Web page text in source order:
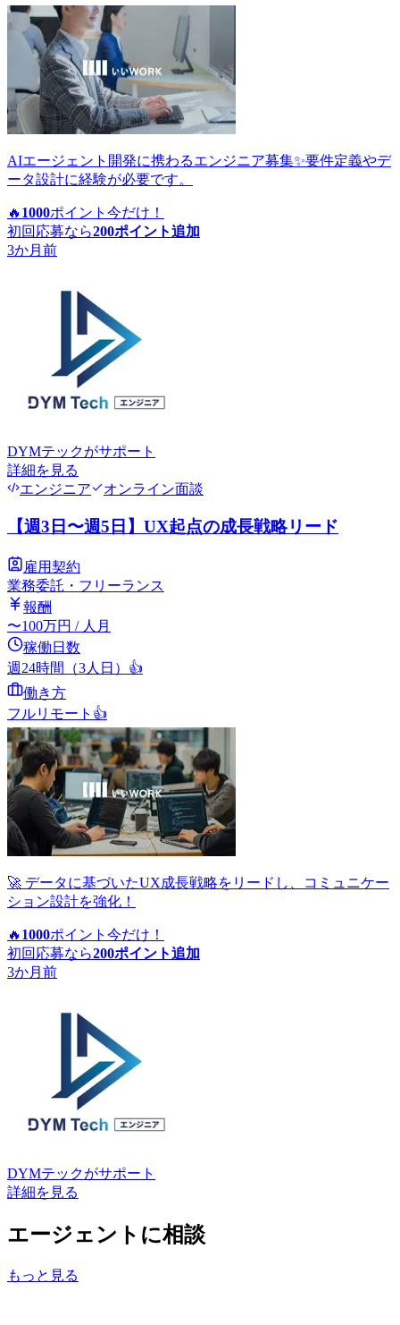
AIエージェント開発に携わるエンジニア募集✨要件定義やデ
ータ設計に経験が必要です。
🔥 1000ポイント 今だけ！
初回応募なら200ポイント追加
3か月前
DYMテックがサポート
詳細を見る
エンジニア
オンライン面談
【週3日〜週5日】UX起点の成長戦略リード
雇用契約
業務委託・フリーランス
報酬
〜100万円 / 人月
稼働日数
週24時間（3人日） 👍
働き方
フルリモート 👍
🚀 データに基づいたUX成長戦略をリードし、コミュニケー
ション設計を強化！
🔥 1000ポイント 今だけ！
初回応募なら200ポイント追加
3か月前
DYMテックがサポート
詳細を見る
エージェントに相談
もっと見る